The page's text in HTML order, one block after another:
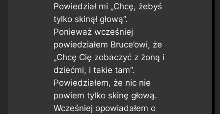
Powiedział mi „Chcę, żebyś
tylko skinął głową”.
Ponieważ wcześniej
powiedziałem Bruce’owi, że
„Chcę Cię zobaczyć z żoną i
dziećmi, i takie tam”.
Powiedziałem, że nic nie
powiem tylko skinę głową.
Wcześniej opowiadałem o